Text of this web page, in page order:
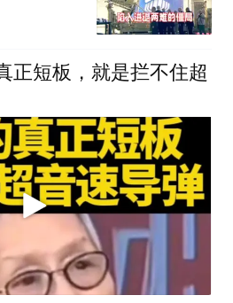
正短板，就是拦不住超